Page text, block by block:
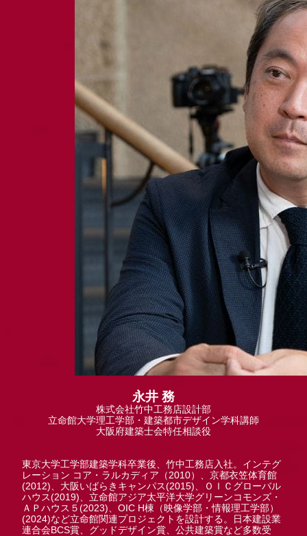
永井 務
株式会社竹中工務店設計部
立命館大学理工学部・建築都市デザイン学科講師
大阪府建築士会特任相談役
東京大学工学部建築学科卒業後、竹中工務店入社。インテグ
レーション コア・ラルカディア（2010）、京都衣笠体育館
(2012)、大阪いばらきキャンパス(2015)、ＯＩＣグローバル
ハウス(2019)、立命館アジア太平洋大学グリーンコモンズ・
ＡＰハウス５(2023)、OIC H棟（映像学部・情報理工学部）
(2024)など立命館関連プロジェクトを設計する。日本建設業
連合会BCS賞、グッドデザイン賞、公共建築賞など多数受